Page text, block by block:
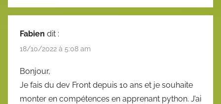
Fabien dit :
18/10/2022 à 5:08 am
Bonjour,
Je fais du dev Front depuis 10 ans et je souhaite
monter en compétences en apprenant python. J’ai